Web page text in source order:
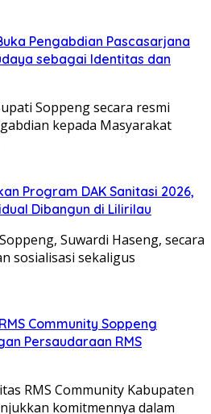
Pengabdian Pascasarjana
sebagai Identitas dan
Soppeng secara resmi
kepada Masyarakat
Program DAK Sanitasi 2026,
Dibangun di Lilirilau
Suwardi Haseng, secara
sosialisasi sekaligus
Community Soppeng
Persaudaraan RMS
RMS Community Kabupaten
komitmennya dalam